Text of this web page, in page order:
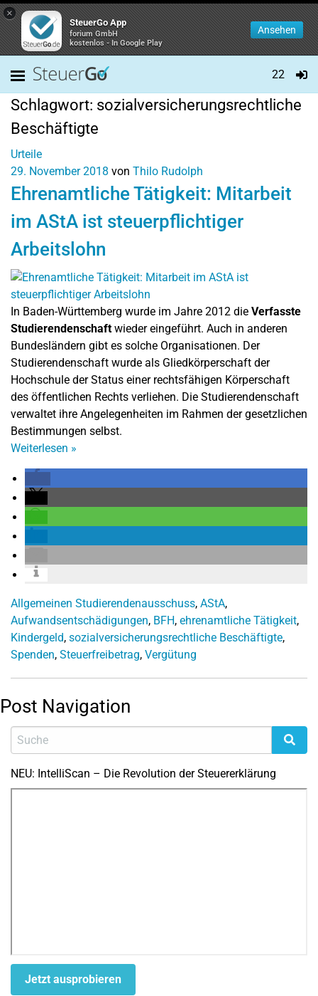
×
SteuerGo App
forium GmbH
kostenlos - In Google Play
Ansehen
22
Schlagwort: sozialversicherungsrechtliche
Beschäftigte
Urteile
29. November 2018 von Thilo Rudolph
Ehrenamtliche Tätigkeit: Mitarbeit
im AStA ist steuerpflichtiger
Arbeitslohn
In Baden-Württemberg wurde im Jahre 2012 die Verfasste
Studierendenschaftwieder eingeführt. Auch in anderen
Bundesländern gibt es solche Organisationen. Der
Studierendenschaft wurde als Gliedkörperschaft der
Hochschule der Status einer rechtsfähigen Körperschaft
des öffentlichen Rechts verliehen. Die Studierendenschaft
verwaltet ihre Angelegenheiten im Rahmen der gesetzlichen
Bestimmungen selbst.
Weiterlesen »
Allgemeinen Studierendenausschuss, AStA,
Aufwandsentschädigungen, BFH, ehrenamtliche Tätigkeit,
Kindergeld, sozialversicherungsrechtliche Beschäftigte,
Spenden, Steuerfreibetrag, Vergütung
Post Navigation
NEU: IntelliScan – Die Revolution der Steuererklärung
Jetzt ausprobieren